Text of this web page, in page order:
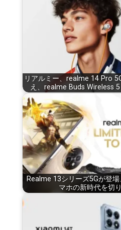
リアルミー、realme 14 Pro
え、realme Buds Wireless 5
Realme 13シリーズ5Gが登
マホの新時代を切